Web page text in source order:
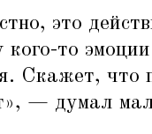
это
кого-то
Скажет, что
— думал